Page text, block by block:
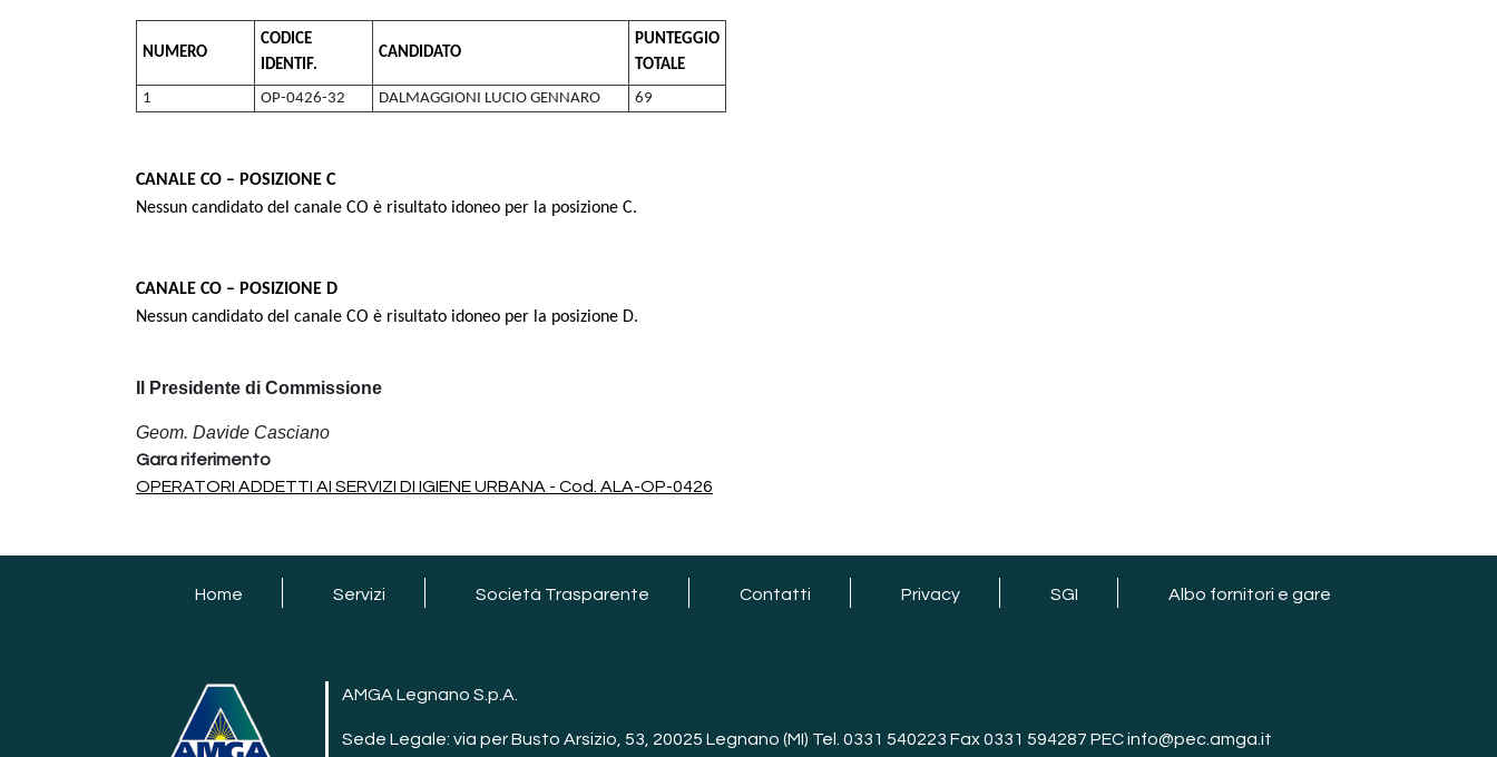
NUMERO
CODICE
IDENTIF.
CANDIDATO
PUNTEGGIO
TOTALE
1
OP-0426-32 DALMAGGIONI LUCIO GENNARO 69
CANALE CO – POSIZIONE C
Nessun candidato del canale CO è risultato idoneo per la posizione C.
CANALE CO – POSIZIONE D
Nessun candidato del canale CO è risultato idoneo per la posizione D.
Il Presidente di Commissione
Geom. Davide Casciano
Gara riferimento
OPERATORI ADDETTI AI SERVIZI DI IGIENE URBANA - Cod. ALA-OP-0426
Home Servizi Società Trasparente Contatti Privacy SGI Albo fornitori e gare
AMGA Legnano S.p.A.
Sede Legale: via per Busto Arsizio, 53, 20025 Legnano (MI) Tel. 0331 540223 Fax 0331 594287 PEC info@pec.amga.it